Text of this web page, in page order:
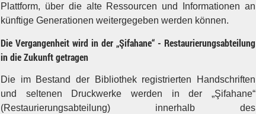
Plattform, über die alte Ressourcen und Informationen an
künftige Generationen weitergegeben werden können.
Die Vergangenheit wird in der „Şifahane“ - Restaurierungsabteilung
in die Zukunft getragen
Die im Bestand der Bibliothek registrierten Handschriften
und seltenen Druckwerke werden in der „Şifahane“
(Restaurierungsabteilung) innerhalb des